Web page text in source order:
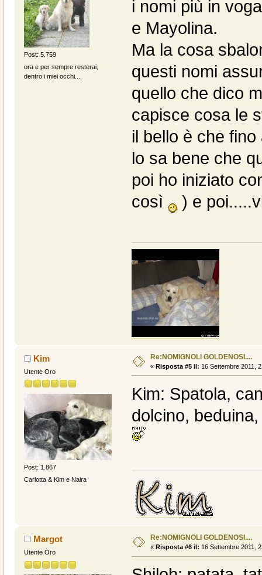
Post: 5.759
ora e per sempre resterai,
dentro i miei occhi....
i nomi più in
e Mayolina.
Ma la cosa
questi nomi
quello che dico
capisce cosa le
il bello è che
lo sa bene che
poi ho iniziato
così
) e
Kim
Utente Oro
Post: 1.867
Carlotta & Kim e Naira
Re:NOMIGNOLI GOLDENOSI....
« Risposta #5 il: 16 Settembre 2011,
Kim: Spatola,
dolcino,
Margot
Utente Oro
Re:NOMIGNOLI GOLDENOSI....
« Risposta #6 il: 16 Settembre 2011,